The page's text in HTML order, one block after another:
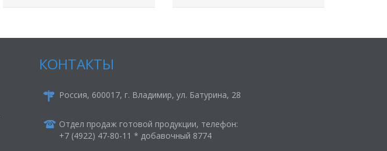
КОНТАКТЫ
Россия, 600017, г. Владимир, ул. Батурина, 28
Отдел продаж готовой продукции, телефон:
+7 (4922) 47-80-11 * добавочный 8774